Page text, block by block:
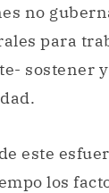
no
para
sostener
este
los